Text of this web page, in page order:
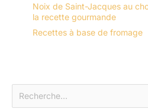
Noix de Saint-Jacques au
la recette gourmande
Recettes à base de fromage